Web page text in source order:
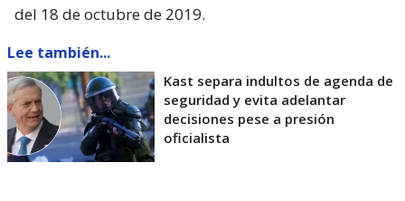
del 18 de octubre de 2019.
Lee también...
Kast separa indultos de agenda de
seguridad y evita adelantar
decisiones pese a presión
oficialista